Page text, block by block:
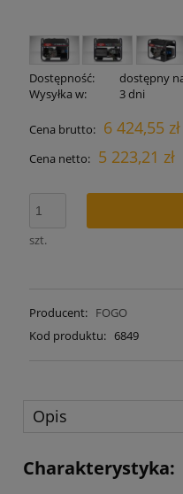
Dostępność:
dostępny
Wysyłka w:
3 dni
Cena brutto: 6 424,55 zł
Cena netto: 5 223,21 zł
szt.
Producent: FOGO
Kod produktu: 6849
Opis
Charakterystyka: